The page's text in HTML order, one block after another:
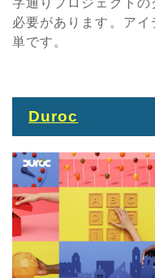
字通りプロジェクト
必要があります。ア
単です。
Duroc